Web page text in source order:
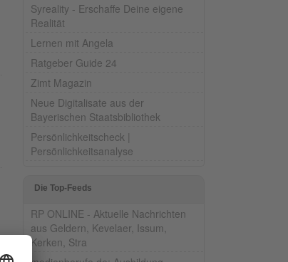
Syreality - Erschaffe Deine eigene
Realität
Lernen mit Angela
Ratgeber Guide 24
Zimt Magazin
Neue Digitalisate aus der
Bayerischen Staatsbibliothek
Persönlichkeitscheck |
Persönlichkeitsanalyse
Die Top-Feeds
RP ONLINE - Aktuelle Nachrichten
aus Geldern, Kevelaer, Issum,
Kerken, Stra